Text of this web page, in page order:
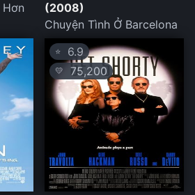
(2008)
Chuyện Tình Ở Barcelona
⭐ 6.9
💛 75,200